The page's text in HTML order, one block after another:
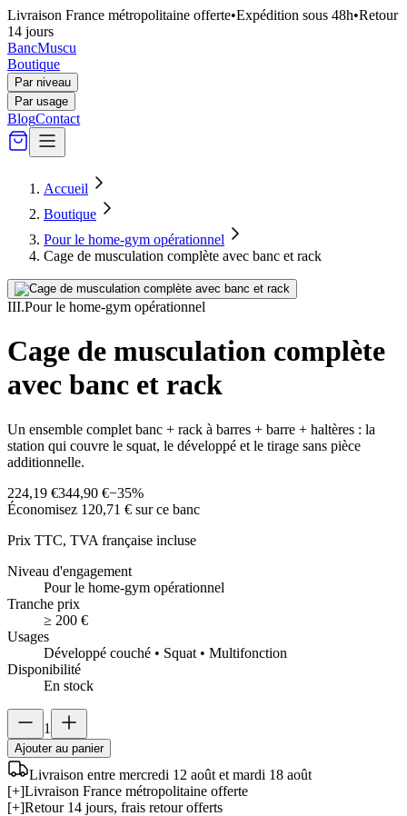
Livraison France métropolitaine offerte•Expédition sous 48h•Retour
14 jours
BancMuscu
Boutique
Par niveau
Par usage
BlogContact
Accueil
Boutique
Pour le home-gym opérationnel
Cage de musculation complète avec banc et rack
III.Pour le home-gym opérationnel
Cage de musculation complète
avec banc et rack
Un ensemble complet banc + rack à barres + barre + haltères : la
station qui couvre le squat, le développé et le tirage sans pièce
additionnelle.
224,19 €344,90 €−35%
Économisez 120,71 € sur ce banc
Prix TTC, TVA française incluse
Niveau d'engagement
Pour le home-gym opérationnel
Tranche prix
≥ 200 €
Usages
Développé couché • Squat • Multifonction
Disponibilité
En stock
1
Ajouter au panier
Livraison entre mercredi 12 août et mardi 18 août
[+]Livraison France métropolitaine offerte
[+]Retour 14 jours, frais retour offerts